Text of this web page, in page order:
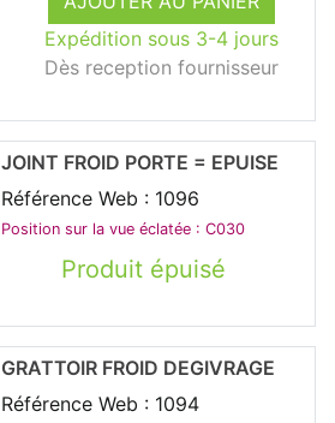
Expédition sous 3-4 jours
Dès reception fournisseur
Produit épuisé
JOINT FROID PORTE = EPUISE
Référence Web : 1096
Position sur la vue éclatée : C030
GRATTOIR FROID DEGIVRAGE
Référence Web : 1094